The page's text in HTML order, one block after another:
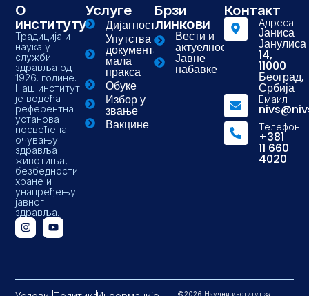
О
институту
Традиција и
наука у
служби
здравља од
1926. године.
Наш институт
је водећа
референтна
установа
посвећена
очувању
здравља
животиња,
безбедности
хране и
унапређењу
јавног
здравља.
Услуге
Дијагностика
Упутства и
документа-
мала
пракса
Обуке
Избор у
звање
Вакцине
Брзи
линкови
Вести и
актуелности
Јавне
набавке
Контакт
Адреса
Јаниса
Јанулиса
14,
11000
Београд,
Србија
Емаил
Телефон
+381
11 660
4020
©2026 Научни институт за